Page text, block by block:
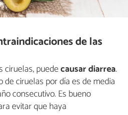
de las
ciruelas, puedecausar diarrea.
de ciruelas por día es de media
consecutivo. Es bueno
evitar que haya